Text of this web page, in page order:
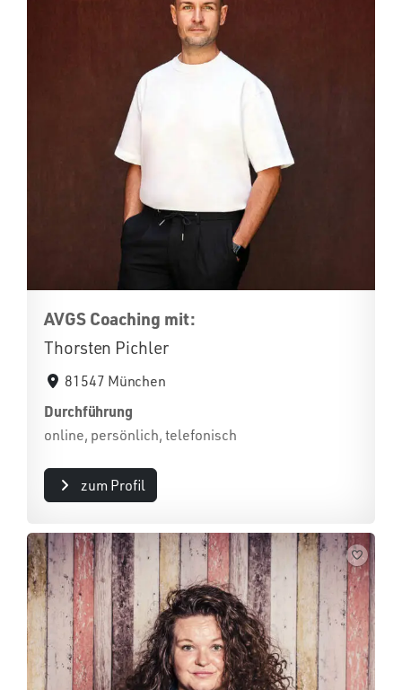
AVGS Coaching mit:
Thorsten Pichler
81547 München
Durchführung
online, persönlich, telefonisch
zum Profil